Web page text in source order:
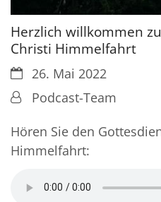
Herzlich willkommen
Christi Himmelfahrt
Datum:26. Mai 2022
Von:Podcast-Team
Hören Sie den
Himmelfahrt: